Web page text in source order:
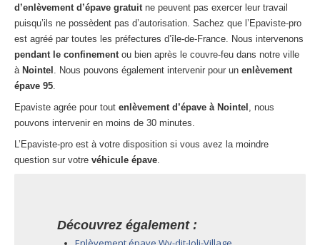
d’enlèvement d’épave gratuit ne peuvent pas exercer leur travail
puisqu’ils ne possèdent pas d’autorisation. Sachez que l’Epaviste-pro
est agréé par toutes les préfectures d’île-de-France. Nous intervenons
pendant le confinementou bien après le couvre-feu dans notre ville
à Nointel . Nous pouvons également intervenir pour un enlèvement
épave 95.
Epaviste agrée pour tout enlèvement d’épave à Nointel , nous
pouvons intervenir en moins de 30 minutes.
L’Epaviste-pro est à votre disposition si vous avez la moindre
question sur votre véhicule épave.
Découvrez également :